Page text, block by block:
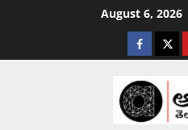
August 6, 2026